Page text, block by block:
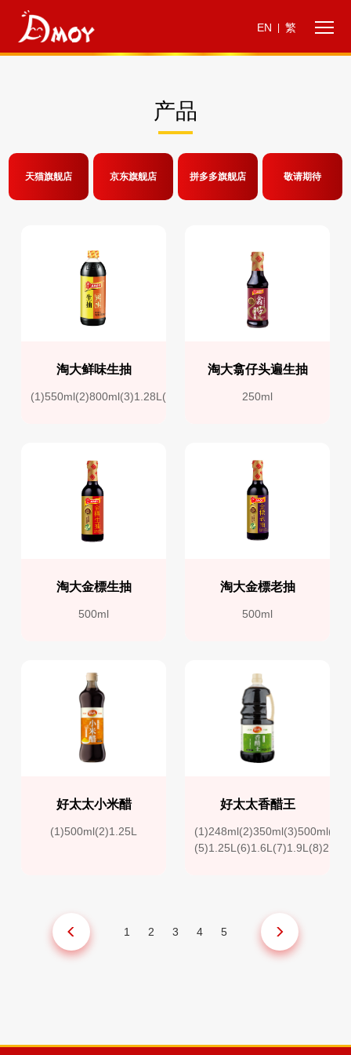
EN 繁
产品
天猫旗舰店 京东旗舰店 拼多多旗舰店 敬请期待
淘大鲜味生抽
(1)550ml(2)800ml(3)1.28L(4)1.9L
淘大翕仔头遍生抽
250ml
淘大金標生抽
500ml
淘大金標老抽
500ml
好太太小米醋
(1)500ml(2)1.25L
好太太香醋王
1 2 3 4 5